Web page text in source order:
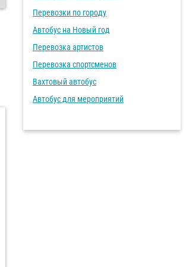
Перевозки по городу
Автобус на Новый год
Перевозка артистов
Перевозка спортсменов
Вахтовый автобус
Автобус для мероприятий